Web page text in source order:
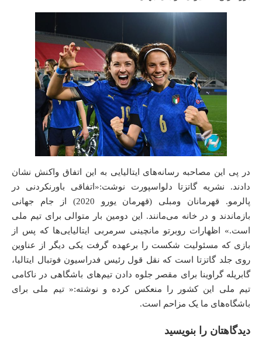
در پی این مصاحبه رسانه‌های ایتالیایی به این اتفاق واکنش نشان
دادند. نشریه گاتزتا دلواسپورت نوشت:«اتفاقی باورنکردنی در
پالرمو. قهرمانان ومبلی (قهرمان یورو 2020) از جام جهانی
بازماندند و در خانه می‌مانند. این دومین بار متوالی برای تیم ملی
است.» اظهارات روبرتو مانچینی سرمربی ایتالیایی‌ها که پس از
بازی که مسئولیت شکست را برعهده گرفت یکی دیگر از عناوین
روی جلد گاتزتا است که نقل قول رئیس فدراسیون فوتبال ایتالیا،
گابریله گراوینا برای مقصر جلوه دادن تیم‌های باشگاهی در ناکامی
تیم ملی این کشور را منعکس کرده و نوشته:« تیم ملی برای
باشگاه‌های ما یک مزاحم است.
دیدگاهتان را بنویسید